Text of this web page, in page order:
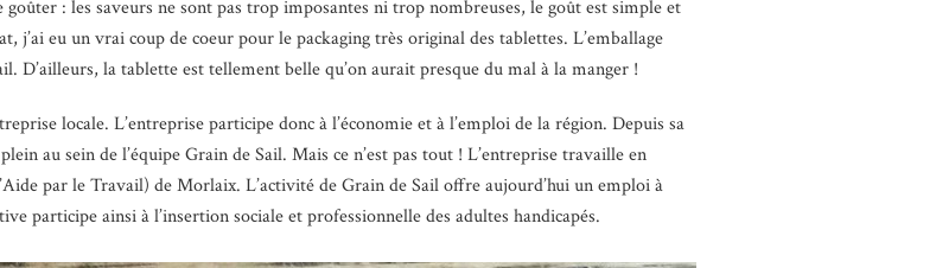
goûter : les saveurs ne sont pas trop imposantes ni trop nombreuses, le goût est simple et
j’ai eu un vrai coup de coeur pour le packaging très original des tablettes. L’emballage
D’ailleurs, la tablette est tellement belle qu’on aurait presque du mal à la manger !
locale. L’entreprise participe donc à l’économie et à l’emploi de la région. Depuis sa
au sein de l’équipe Grain de Sail. Mais ce n’est pas tout ! L’entreprise travaille en
par le Travail) de Morlaix. L’activité de Grain de Sail offre aujourd’hui un emploi à
participe ainsi à l’insertion sociale et professionnelle des adultes handicapés.